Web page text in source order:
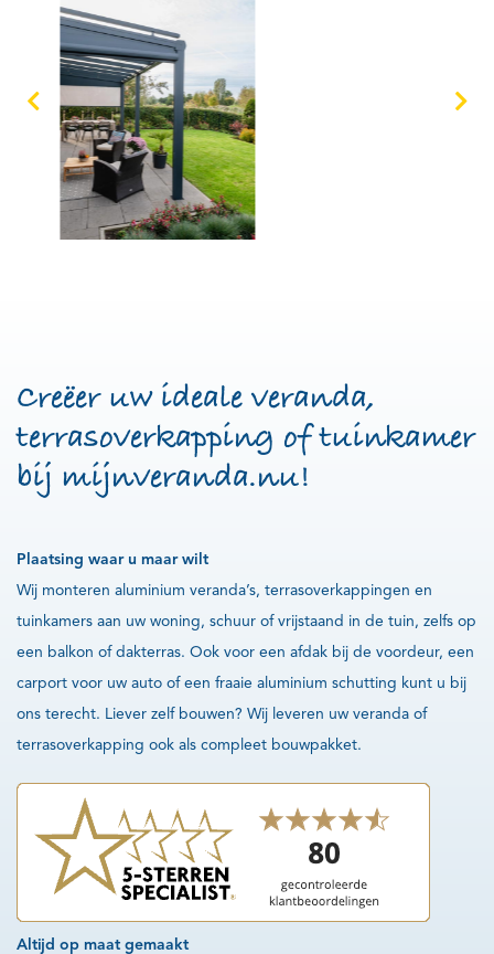
Creëer uw ideale veranda,
terrasoverkapping of tuinkamer
bij mijnveranda.nu!
Plaatsing waar u maar wilt
Wij monteren aluminium veranda’s, terrasoverkappingen en
tuinkamers aan uw woning, schuur of vrijstaand in de tuin, zelfs op
een balkon of dakterras. Ook voor een afdak bij de voordeur, een
carport voor uw auto of een fraaie aluminium schutting kunt u bij
ons terecht. Liever zelf bouwen? Wij leveren uw veranda of
terrasoverkapping ook als compleet bouwpakket.
Altijd op maat gemaakt